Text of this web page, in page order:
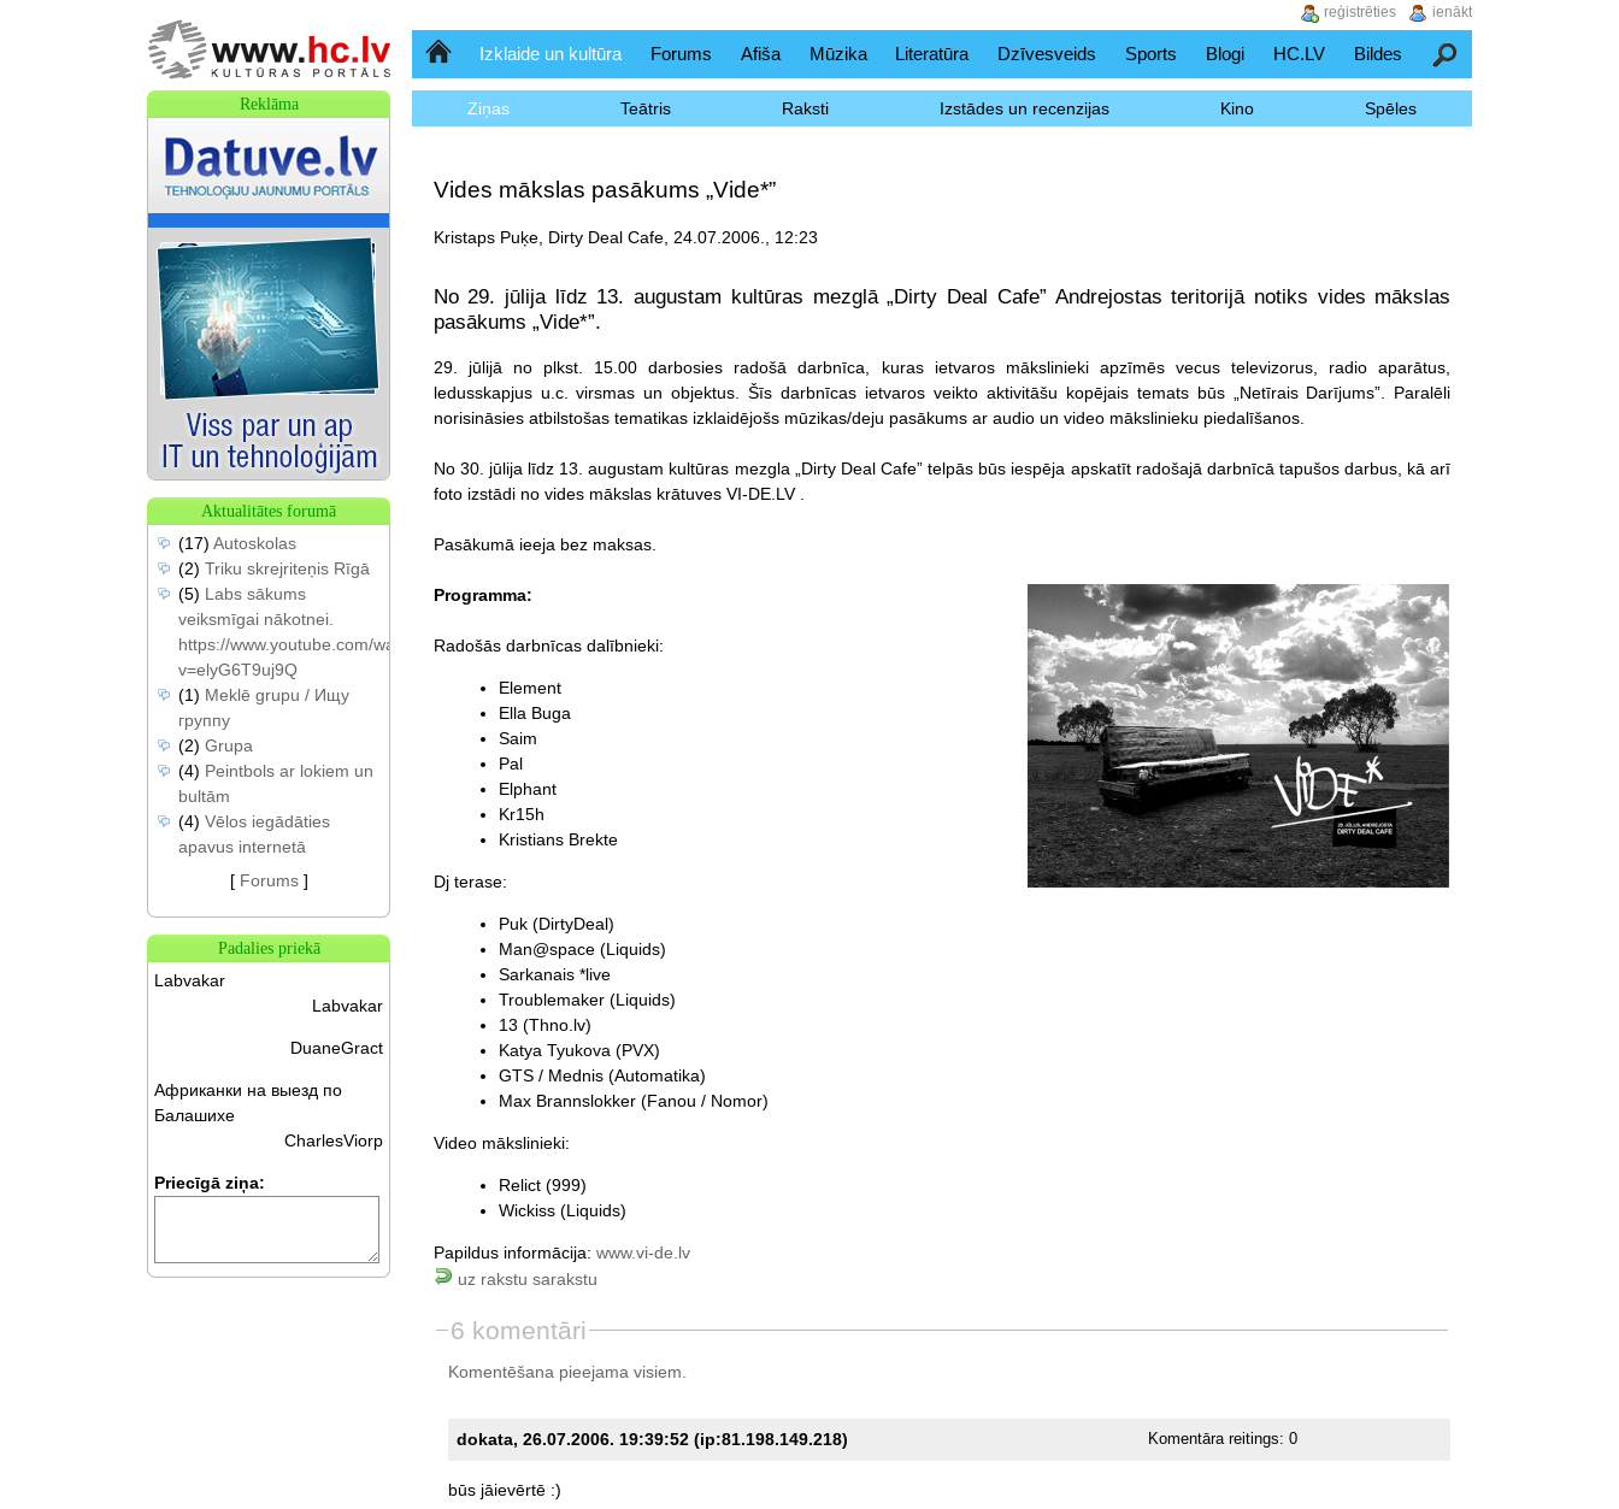
SākumlapaIzklaide un kultūra Forums Afiša Mūzika Literatūra Dzīvesveids Sports Blogi HC.LV Bildes Meklēšana
Ziņas Teātris Raksti Izstādes un recenzijas Kino Spēles
Vides mākslas pasākums „Vide*”
Kristaps Puķe, Dirty Deal Cafe, 24.07.2006., 12:23
No 29. jūlija līdz 13. augustam kultūras mezglā „Dirty Deal Cafe” Andrejostas teritorijā notiks vides mākslas
pasākums „Vide*”.
29. jūlijā no plkst. 15.00 darbosies radošā darbnīca, kuras ietvaros mākslinieki apzīmēs vecus televizorus, radio aparātus,
ledusskapjus u.c. virsmas un objektus. Šīs darbnīcas ietvaros veikto aktivitāšu kopējais temats būs „Netīrais Darījums”. Paralēli
norisināsies atbilstošas tematikas izklaidējošs mūzikas/deju pasākums ar audio un video mākslinieku piedalīšanos.
No 30. jūlija līdz 13. augustam kultūras mezgla „Dirty Deal Cafe” telpās būs iespēja apskatīt radošajā darbnīcā tapušos darbus, kā arī
foto izstādi no vides mākslas krātuves VI-DE.LV .
Pasākumā ieeja bez maksas.
Programma:
Radošās darbnīcas dalībnieki:
Element
Ella Buga
Saim
Pal
Elphant
Kr15h
Kristians Brekte
Dj terase:
Puk (DirtyDeal)
Man@space (Liquids)
Sarkanais *live
Troublemaker (Liquids)
13 (Thno.lv)
Katya Tyukova (PVX)
GTS / Mednis (Automatika)
Max Brannslokker (Fanou / Nomor)
Video mākslinieki:
Relict (999)
Wickiss (Liquids)
Papildus informācija: www.vi-de.lv
uz rakstu sarakstu
6 komentāri
Komentēšana pieejama visiem.
dokata, 26.07.2006. 19:39:52 (ip:81.198.149.218) Komentāra reitings:0
būs jāievērtē :)
Reklāma
Aktualitātes forumā
(17) Autoskolas
(2) Triku skrejriteņis Rīgā
(5) Labs sākums
veiksmīgai nākotnei.
https://www.youtube.com/watch?
v=elyG6T9uj9Q
(1) Meklē grupu / Ищу
группу
(2) Grupa
(4) Peintbols ar lokiem un
bultām
(4) Vēlos iegādāties
apavus internetā
[ Forums]
Padalies priekā
Labvakar
Labvakar
DuaneGract
Африканки на выезд по
Балашихе
CharlesViorp
Priecīgā ziņa:
ienākt
reģistrēties